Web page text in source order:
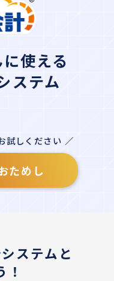
使える
ステム
試しください ／
ためし
ステムと